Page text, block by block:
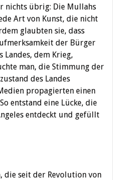
nichts übrig: Die Mullahs
Art von Kunst, die nicht
glaubten sie, dass
der Bürger
dem Krieg,
man, die Stimmung der
des Landes
propagierten einen
entstand eine Lücke, die
entdeckt und gefüllt
die seit der Revolution von